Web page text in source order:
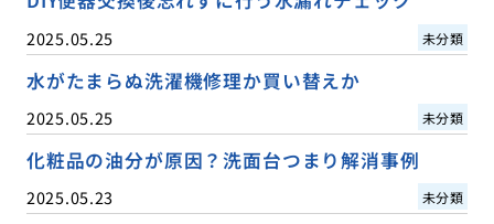
2025.05.25 未分類
水がたまらぬ洗濯機修理か買い替えか
2025.05.25 未分類
化粧品の油分が原因？洗面台つまり解消事例
2025.05.23 未分類